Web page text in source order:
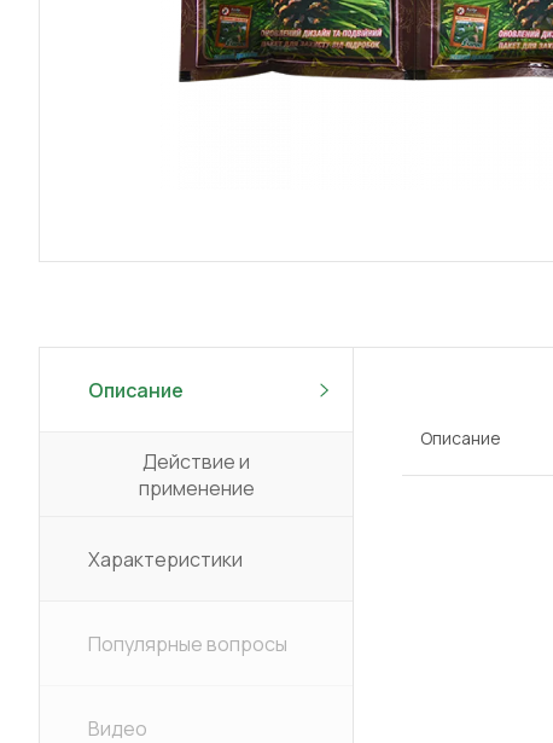
Описание
Действие и
применение
Характеристики
Популярные вопросы
Видео
Описание